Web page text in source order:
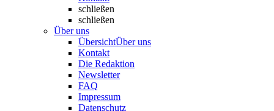
schließen
schließen
Über uns
ÜbersichtÜber uns
Kontakt
Die Redaktion
Newsletter
FAQ
Impressum
Datenschutz